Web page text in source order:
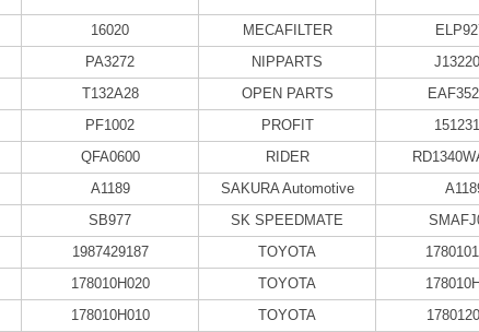
16020 MECAFILTER
PA3272 NIPPARTS
T132A28 OPEN PARTS
PF1002 PROFIT
QFA0600 RIDER
A1189 SAKURA Automotive
SB977 SK SPEEDMATE
1987429187 TOYOTA
178010H020 TOYOTA
178010H010 TOYOTA